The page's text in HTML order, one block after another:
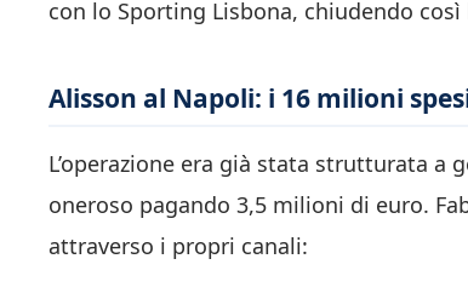
con lo Sporting Lisbona, chiudendo così
Alisson al Napoli: i 16 milioni
L’operazione era già stata strutturata
oneroso pagando 3,5 milioni di euro.
attraverso i propri canali: